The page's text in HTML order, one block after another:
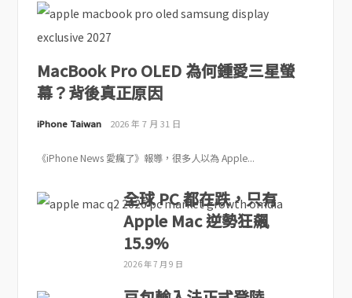
MacBook Pro OLED 為何鍾愛三星螢
幕？背後真正原因
iPhone Taiwan 2026 年 7 月 31 日
《iPhone News 愛瘋了》報導，很多人以為 Apple...
全球 PC 都在跌，只有
Apple Mac 逆勢狂飆
15.9%
2026 年 7 月 9 日